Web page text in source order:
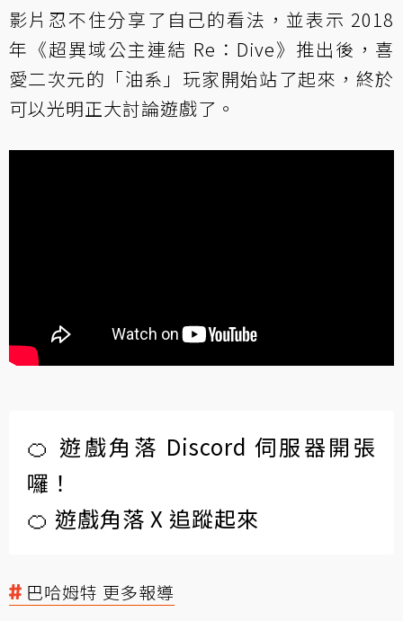
影片忍不住分享了自己的看法，並表示 2018
年《超異域公主連結 Re：Dive》推出後，喜
愛二次元的「油系」玩家開始站了起來，終於
可以光明正大討論遊戲了。
🍊 遊戲角落 Discord 伺服器開張
囉！
🍊 遊戲角落 X 追蹤起來
巴哈姆特 更多報導